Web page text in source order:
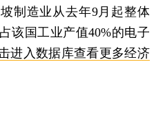
制造业从去年9月起整体
该国工业产值40%的电子
进入数据库查看更多经济